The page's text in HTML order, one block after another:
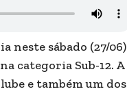
neste sábado (27/06)
categoria Sub-12. A
e também um dos